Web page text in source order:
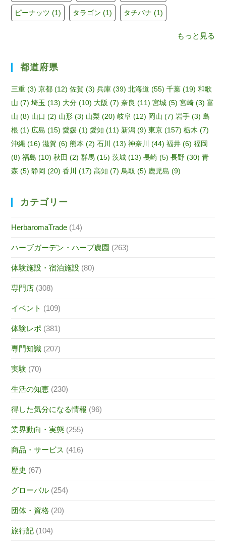
n
n
ピーナッツ (1) タラゴン (1) タチバナ (1)
もっと見る
都道府県
三重 (3) 京都 (12) 佐賀 (3) 兵庫 (39) 北海道 (55) 千葉 (19) 和歌
山 (7) 埼玉 (13) 大分 (10) 大阪 (7) 奈良 (11) 宮城 (5) 宮崎 (3) 富
山 (8) 山口 (2) 山形 (3) 山梨 (20) 岐阜 (12) 岡山 (7) 岩手 (3) 島
根 (1) 広島 (15) 愛媛 (1) 愛知 (11) 新潟 (9) 東京 (157) 栃木 (7)
沖縄 (16) 滋賀 (6) 熊本 (2) 石川 (13) 神奈川 (44) 福井 (6) 福岡
(8) 福島 (10) 秋田 (2) 群馬 (15) 茨城 (13) 長崎 (5) 長野 (30) 青
森 (5) 静岡 (20) 香川 (17) 高知 (7) 鳥取 (5) 鹿児島 (9)
カテゴリー
HerbaromaTrade (14)
ハーブガーデン・ハーブ農園 (263)
体験施設・宿泊施設 (80)
専門店 (308)
イベント (109)
体験レポ (381)
専門知識 (207)
実験 (70)
生活の知恵 (230)
得した気分になる情報 (96)
業界動向・実態 (255)
商品・サービス (416)
歴史 (67)
グローバル (254)
団体・資格 (20)
旅行記 (104)